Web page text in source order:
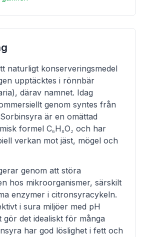
naturligt konserveringsmedel
upptäcktes i rönnbär
därav namnet. Idag
genom syntes från
är en omättad
formel C₆H₈O₂ och har
verkan mot jäst, mögel och
genom att störa
hos mikroorganismer, särskilt
enzymer i citronsyracykeln.
i sura miljöer med pH
gör det idealiskt för många
har god löslighet i fett och